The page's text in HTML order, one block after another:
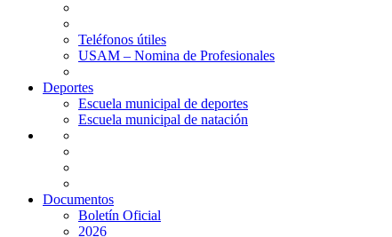
Teléfonos útiles
USAM – Nomina de Profesionales
Deportes
Escuela municipal de deportes
Escuela municipal de natación
Documentos
Boletín Oficial
2026